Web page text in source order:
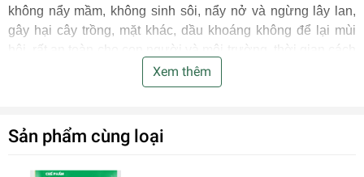
không nẩy mầm, không sinh sôi, nẩy nở và ngừng lây lan,
gây hại cây trồng, mặt khác, dầu khoáng không để lại mùi
hôi, rất an toàn cho con người và môi trường, thời gian cách
ly hầu như không đáng kể, do được kết hợp thêm với một
hoạt chất trừ sâu sinh học là Emamectin benzoate, sản
các loại sâu ăn lá nên
Comda 250EC
lý tưởng, phù hợp cho canh tác nông nghiệp hữu cơ.
Xem thêm
Sản phẩm cùng loại